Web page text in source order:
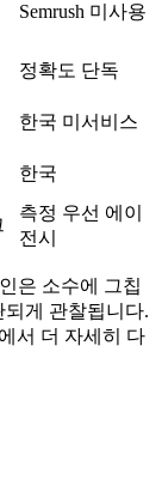
Semrush 미사용
정확도 단독
한국 미서비스
한국
측정 우선 에이
전시
은 소수에 그칩
게 관찰됩니다.
에서 더 자세히 다